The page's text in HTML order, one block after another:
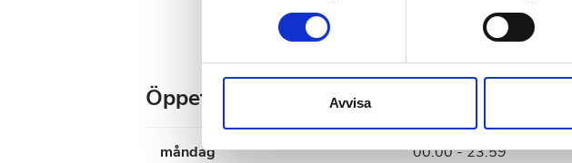
eller dra tillbaka ditt samtycke när som helst från
sociala medier och analysera vår trafik. Vi
till de sociala medier och annons- och analysföretag
Avvisa
Öppettider
måndag 00.00 - 23.59